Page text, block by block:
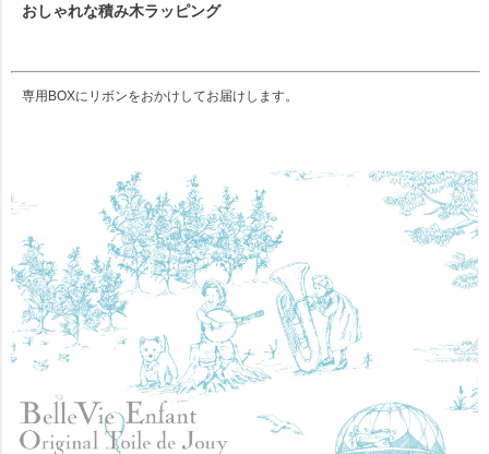
おしゃれな積み木ラッピング
専用BOXにリボンをおかけしてお届けします。